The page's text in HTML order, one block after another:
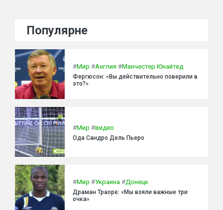
Популярне
#Мир #Англия #Манчестер Юнайтед
Фергюсон: «Вы действительно поверили в
это?»
#Мир #видео
Ода Сандро Дель Пьеро
#Мир #Украина #Донецк
Драман Траоре: «Мы взяли важные три
очка»